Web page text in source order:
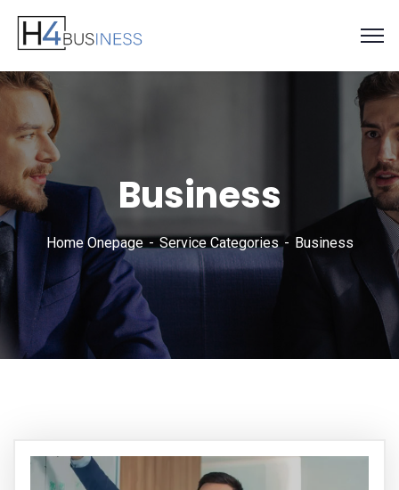
Business
Home Onepage Service Categories Business